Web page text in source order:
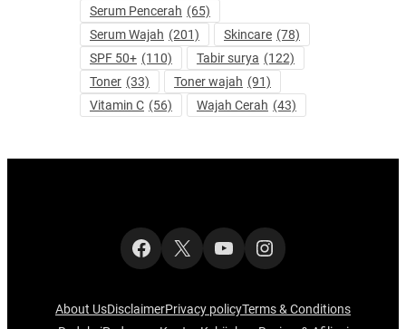
Serum Pencerah (65)
Serum Wajah (201) Skincare (78)
SPF 50+ (110) Tabir surya (122)
Toner (33) Toner wajah (91)
Vitamin C (56) Wajah Cerah (43)
Facebook
X YouTubeInstagram
About UsDisclaimerPrivacy policyTerms & Conditions